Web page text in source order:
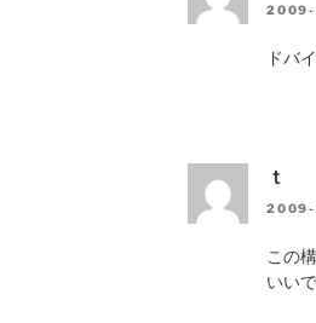
2009-
ドバ
ｔ
2009-
この
いい